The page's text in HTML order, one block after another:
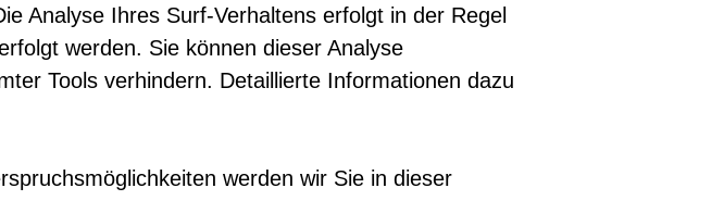
Analyse Ihres Surf-Verhaltens erfolgt in der Regel
werden. Sie können dieser Analyse
Tools verhindern. Detaillierte Informationen dazu
werden wir Sie in dieser